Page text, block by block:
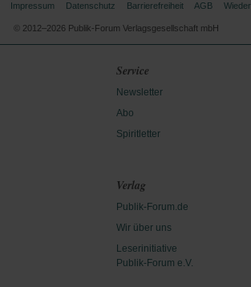
Impressum Datenschutz Barrierefreiheit AGB
© 2012–2026 Publik-Forum Verlagsgesellschaft mbH
Service
Newsletter
Abo
Spiritletter
Verlag
Publik-Forum.de
Wir über uns
Leserinitiative
Publik-Forum e.V.